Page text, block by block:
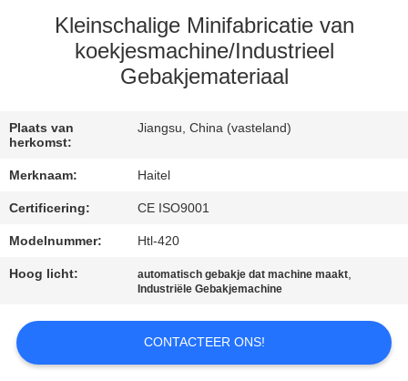
KWALITEITSCONTROLE
CONTACTEER
EEN
CITAAT
PRIVACY
Kleinschalige Minifabricatie van
koekjesmachine/Industrieel
Gebakjemateriaal
Plaats van
herkomst:
Jiangsu, China (vasteland)
Merknaam: Haitel
Certificering: CE ISO9001
Modelnummer: Htl-420
Hoog licht: automatisch gebakje dat machine maakt,
Industriële Gebakjemachine
CONTACTEER ONS!